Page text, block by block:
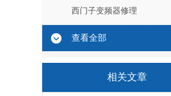
西门子变频器修理
查看全部
相关文章